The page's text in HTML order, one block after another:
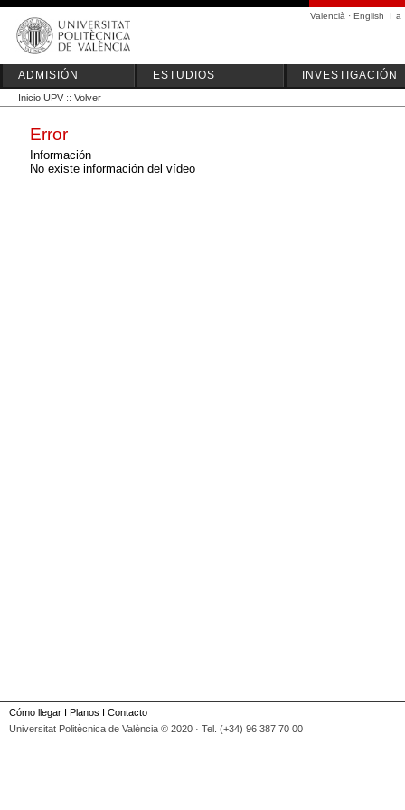
Valencià · English I a
ADMISIÓN ESTUDIOS INVESTIGACIÓN
Inicio UPV :: Volver
Error
Información
No existe información del vídeo
Cómo llegar I Planos I Contacto
Universitat Politècnica de València © 2020 · Tel. (+34) 96 387 70 00